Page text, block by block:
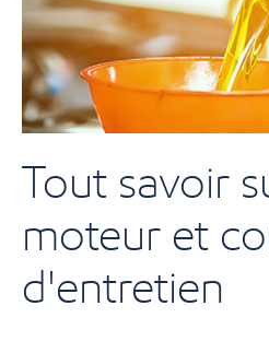
Tout savoir
moteur et
d'entretien